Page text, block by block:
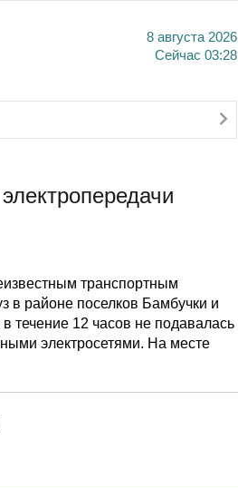
8 августа 2026
Сейчас 03:28
транспортным
в районе поселков Бамбучки и
течение 12 часов не подавалась
электросетями. На месте